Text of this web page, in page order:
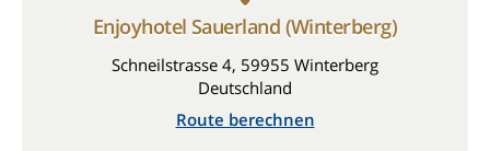
Enjoyhotel Sauerland (Winterberg)
Schneilstrasse 4, 59955 Winterberg
Deutschland
Route berechnen